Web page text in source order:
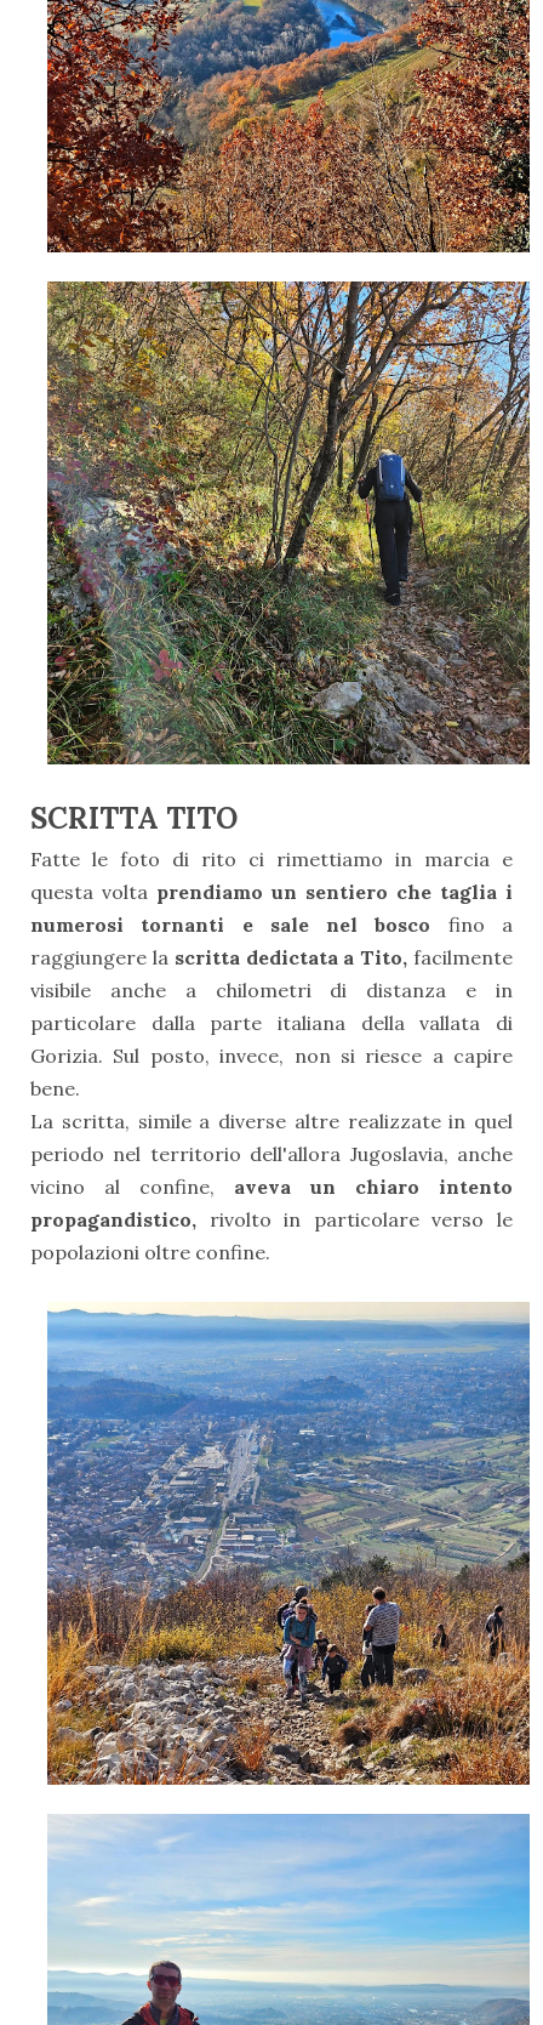
SCRITTA TITO
Fatte le foto di rito ci rimettiamo in marcia e
questa volta prendiamo un sentiero che taglia i
numerosi tornanti e sale nel bosco fino a
raggiungere la scritta dedictata a Tito, facilmente
visibile anche a chilometri di distanza e in
particolare dalla parte italiana della vallata di
Gorizia. Sul posto, invece, non si riesce a capire
bene.
La scritta, simile a diverse altre realizzate in quel
periodo nel territorio dell'allora Jugoslavia, anche
vicino al confine, aveva un chiaro intento
propagandistico, rivolto in particolare verso le
popolazioni oltre confine.